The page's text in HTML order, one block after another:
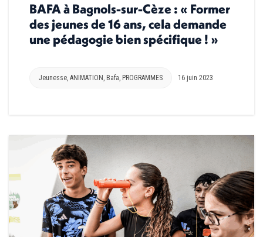
BAFA à Bagnols-sur-Cèze : « Former
des jeunes de 16 ans, cela demande
une pédagogie bien spécifique ! »
Jeunesse, ANIMATION , Bafa, PROGRAMMES 16 juin 2023